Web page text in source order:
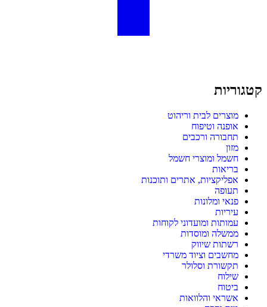
קטגוריות
מוצרים לבית וריהוט
אופנה וטיפוח
תחבורה ורכבים
מזון
חשמל ומוצרי חשמל
בריאות
אפליקציות, אתרים ותוכנות
תעופה
פנאי ומלונות
עיריות
עמותות ומועדוני לקוחות
ממשלה ומוסדות
רשתות שיווק
מחשבים וציוד משרדי
תקשורת וסלולר
שילוח
ביטוח
אשראי והלוואות